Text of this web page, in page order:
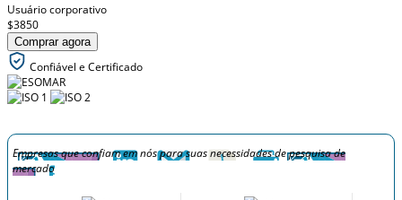
Usuário corporativo
$3850
Comprar agora
Confiável e Certificado
Empresas que confiam em nós para suas necessidades de pesquisa de
mercado